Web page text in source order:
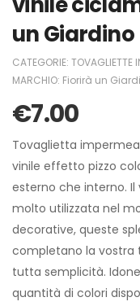
un Giardino
CATEGORIE: TOVAGLIETTE
MARCHIO: Fiorirà un
€7.00
Tovaglietta
vinile effetto pizzo
esterno che interno.
molto utilizzata nel
decorative, queste
completano la vostra
tutta semplicità.
quantità di colori